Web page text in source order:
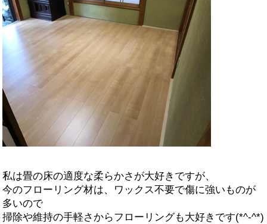
私は畳の床の適度な柔らかさが大好きですが、
今のフローリング材は、ワックス不要で傷に強いものが
多いので
掃除や維持の手軽さからフローリングも大好きです(*^-^*)